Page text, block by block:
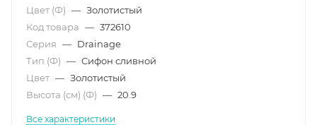
Цвет (Ф) — Золотистый
Код товара — 372610
Серия — Drainage
Тип (Ф) — Сифон сливной
Цвет — Золотистый
Высота (см) (Ф) — 20.9
Все характеристики